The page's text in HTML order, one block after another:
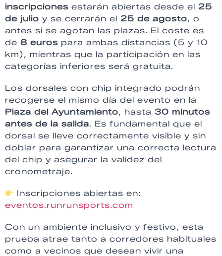
inscripciones estarán abiertas desde el 25
de julio y se cerrarán el 25 de agosto, o
antes si se agotan las plazas. El coste es
de 8 euros para ambas distancias (5 y 10
km), mientras que la participación en las
categorías inferiores será gratuita.
Los dorsales con chip integrado podrán
recogerse el mismo día del evento en la
Plaza del Ayuntamiento, hasta 30 minutos
antes de la salida. Es fundamental que el
dorsal se lleve correctamente visible y sin
doblar para garantizar una correcta lectura
del chip y asegurar la validez del
cronometraje.
Inscripciones abiertas en:
eventos.runrunsports.com
Con un ambiente inclusivo y festivo, esta
prueba atrae tanto a corredores habituales
como a vecinos que desean vivir una